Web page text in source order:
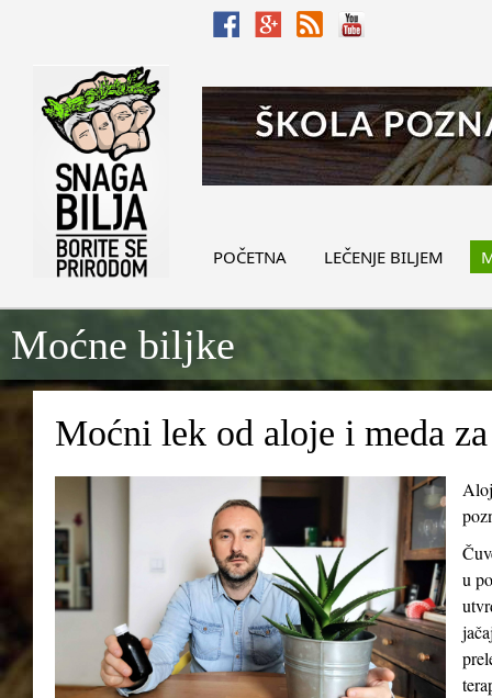
POČETNA LEČENJE BILJEM
Moćne biljke
Moćni lek od aloje i meda
u